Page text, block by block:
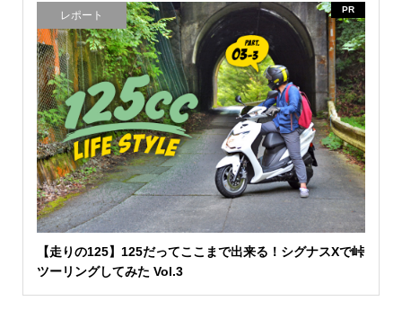
レポート PR
【走りの125】125だってここまで出来る！シグナスXで峠
ツーリングしてみた Vol.3